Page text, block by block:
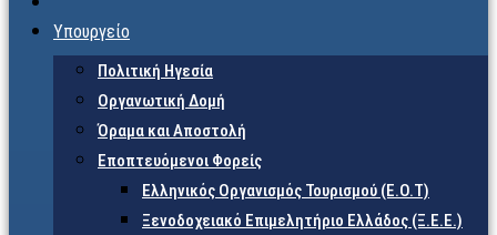
Υπουργείο
Πολιτική Ηγεσία
Οργανωτική Δομή
Όραμα και Αποστολή
Εποπτευόμενοι Φορείς
Eλληνικός Οργανισμός Τουρισμού (Ε.Ο.Τ)
Ξενοδοχειακό Επιμελητήριο Ελλάδος (Ξ.Ε.Ε.)